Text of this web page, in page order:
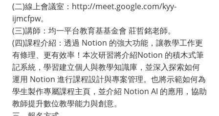
(二)線上會議室：http://meet.google.com/kyy-
ijmcfpw。
(三)講師：均一平台教育基基金會 莊哲銘老師。
(四)課程介紹：透過 Notion 的強大功能，讓教學工作更
有條理、更有效率！本次研習將介紹Notion 的積木式筆
記系統，學習建立個人與教學知識庫，並深入探索如何
運用 Notion 進行課程設計與專案管理。也將示範如何為
學生製作專屬課程主頁，並介紹 Notion AI 的應用，協助
教師提升數位教學能力與創意。